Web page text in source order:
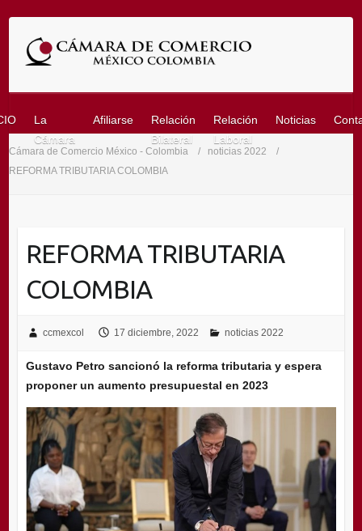
contenido
La
Cámara
Afiliarse
Relación
Bilateral
Relación
Laboral
Noticias
Cámara de Comercio México - Colombia
noticias 2022
REFORMA TRIBUTARIA COLOMBIA
REFORMA TRIBUTARIA
COLOMBIA
ccmexcol 17 diciembre, 2022 noticias 2022
Gustavo Petro sancionó la reforma tributaria y espera
proponer un aumento presupuestal en 2023